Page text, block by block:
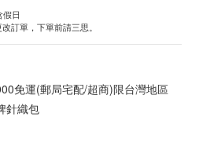
日
訂單，下單前請三思。
免運(郵局宅配/超商)限台灣地區
針織包